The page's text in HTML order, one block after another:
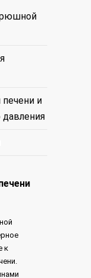
печени и
давления
к